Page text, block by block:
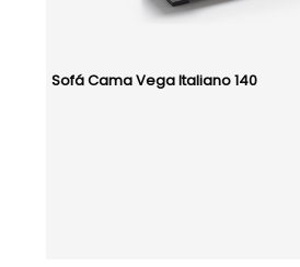
Sofá Cama Vega Italiano 140